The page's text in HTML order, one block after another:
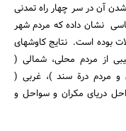
آن در سر چهار راه تمدنی
نشان داده که مردم شهر
بوده است. نتایج کاوشهای
از مردم محلی، شمالی (
و مردم درة سند )، غربی (
دریای مکران و سواحل و